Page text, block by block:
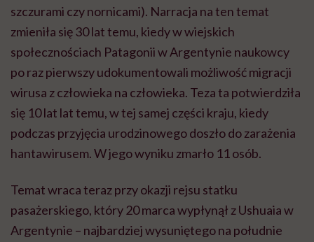
szczurami czy nornicami). Narracja na ten temat
zmieniła się 30 lat temu, kiedy w wiejskich
społecznościach Patagonii w Argentynie naukowcy
po raz pierwszy udokumentowali możliwość migracji
wirusa z człowieka na człowieka. Teza ta potwierdziła
się 10 lat lat temu, w tej samej części kraju, kiedy
podczas przyjęcia urodzinowego doszło do zarażenia
hantawirusem. W jego wyniku zmarło 11 osób.
Temat wraca teraz przy okazji rejsu statku
pasażerskiego, który 20 marca wypłynął z Ushuaia w
Argentynie – najbardziej wysuniętego na południe